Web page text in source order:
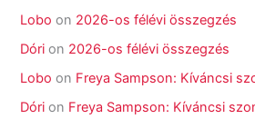
Lobo on 2026-os félévi összegzés
Dóri on 2026-os félévi összegzés
Lobo on Freya Sampson: Kíváncsi
Dóri on Freya Sampson: Kíváncsi